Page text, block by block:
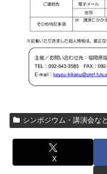
シンポジウム・講演会な
X